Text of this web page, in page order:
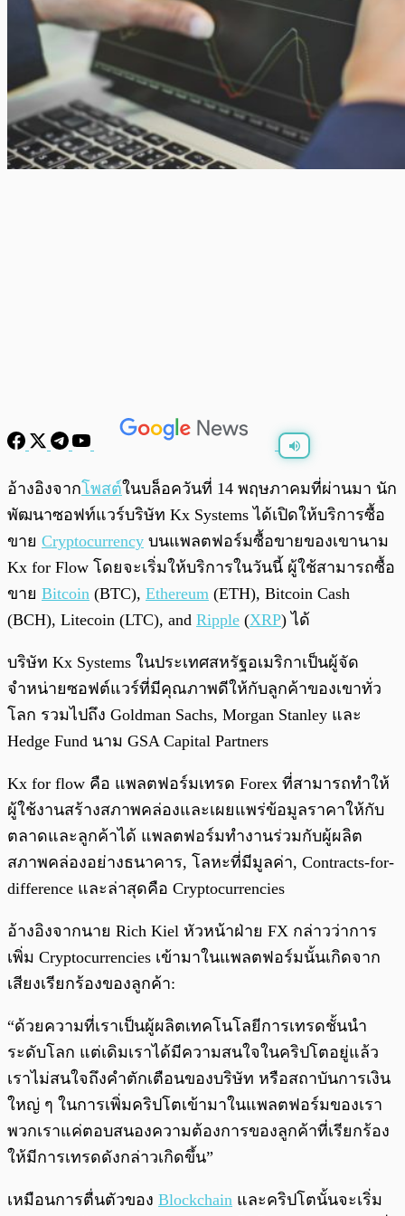
พร้อมเล่น 0:00 /
อ้างอิงจากโพสต์ในบล็อควันที่ 14 พฤษภาคมที่ผ่านมา นัก
พัฒนาซอฟท์แวร์บริษัท Kx Systems ได้เปิดให้บริการซื้อ
ขาย Cryptocurrency บนแพลตฟอร์มซื้อขายของเขานาม
Kx for Flow โดยจะเริ่มให้บริการในวันนี้ ผู้ใช้สามารถซื้อ
ขาย Bitcoin (BTC), Ethereum (ETH), Bitcoin Cash
(BCH), Litecoin (LTC), and Ripple (XRP) ได้
บริษัท Kx Systems ในประเทศสหรัฐอเมริกาเป็นผู้จัด
จำหน่ายซอฟต์แวร์ที่มีคุณภาพดีให้กับลูกค้าของเขาทั่ว
โลก รวมไปถึง Goldman Sachs, Morgan Stanley และ
Hedge Fund นาม GSA Capital Partners
Kx for flow คือ แพลตฟอร์มเทรด Forex ที่สามารถทำให้
ผู้ใช้งานสร้างสภาพคล่องและเผยแพร่ข้อมูลราคาให้กับ
ตลาดและลูกค้าได้ แพลตฟอร์มทำงานร่วมกับผู้ผลิต
สภาพคล่องอย่างธนาคาร, โลหะที่มีมูลค่า, Contracts-for-
difference และล่าสุดคือ Cryptocurrencies
อ้างอิงจากนาย Rich Kiel หัวหน้าฝ่าย FX กล่าวว่าการ
เพิ่ม Cryptocurrencies เข้ามาในแพลตฟอร์มนั้นเกิดจาก
เสียงเรียกร้องของลูกค้า:
“ด้วยความที่เราเป็นผู้ผลิตเทคโนโลยีการเทรดชั้นนำ
ระดับโลก แต่เดิมเราได้มีความสนใจในคริปโตอยู่แล้ว
เราไม่สนใจถึงคำตักเตือนของบริษัท หรือสถาบันการเงิน
ใหญ่ ๆ ในการเพิ่มคริปโตเข้ามาในแพลตฟอร์มของเรา
พวกเราแค่ตอบสนองความต้องการของลูกค้าที่เรียกร้อง
ให้มีการเทรดดังกล่าวเกิดขึ้น”
เหมือนการตื่นตัวของ Blockchain และคริปโตนั้นจะเริ่ม